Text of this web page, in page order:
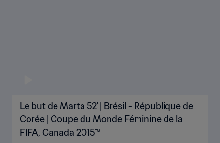
Le but de Marta 52' | Brésil - République de
Corée | Coupe du Monde Féminine de la
FIFA, Canada 2015™